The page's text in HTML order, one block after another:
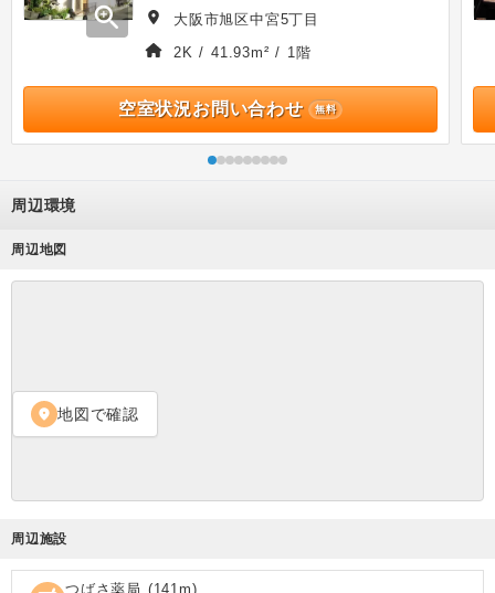
zoom_in
大阪市旭区中宮5丁目
2K / 41.93m² / 1階
空室状況お問い合わせ 無料
周辺環境
周辺地図
location_on 地図で確認
周辺施設
つばさ薬局 (141m)